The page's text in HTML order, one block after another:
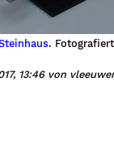
.
13:46 von